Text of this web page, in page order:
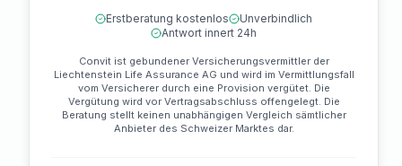
Erstberatung kostenlos
Unverbindlich
Antwort innert 24h
Convit ist gebundener Versicherungsvermittler der
Liechtenstein Life Assurance AG und wird im Vermittlungsfall
vom Versicherer durch eine Provision vergütet. Die
Vergütung wird vor Vertragsabschluss offengelegt. Die
Beratung stellt keinen unabhängigen Vergleich sämtlicher
Anbieter des Schweizer Marktes dar.